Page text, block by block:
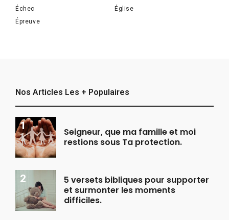
Échec
Église
Épreuve
Nos Articles Les + Populaires
Seigneur, que ma famille et moi
restions sous Ta protection.
5 versets bibliques pour supporter
et surmonter les moments
difficiles.